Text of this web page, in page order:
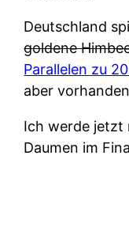
Deutschland
goldene
Parallelen zu
aber
Ich werde jetzt
Daumen im